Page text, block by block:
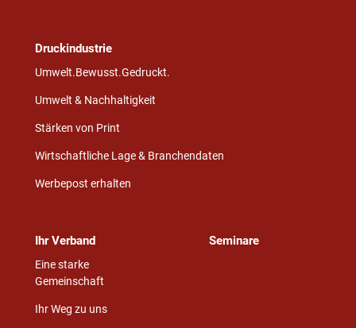
Druckindustrie
Umwelt.Bewusst.Gedruckt.
Umwelt & Nachhaltigkeit
Stärken von Print
Wirtschaftliche Lage & Branchendaten
Werbepost erhalten
Ihr Verband
Eine starke
Gemeinschaft
Ihr Weg zu uns
Seminare